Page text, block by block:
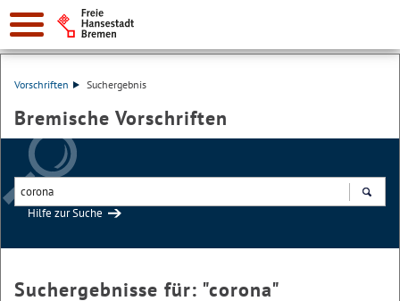
Vorschriften Suchergebnis
Bremische Vorschriften
Hilfe zur Suche
Suchergebnisse für: "corona"